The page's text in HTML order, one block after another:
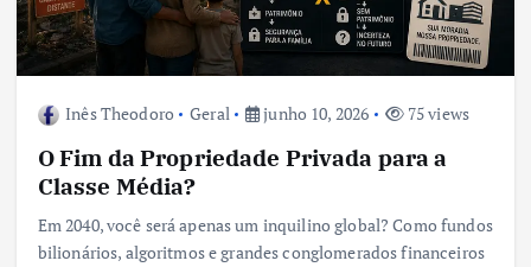
Inês Theodoro Geral junho 10, 2026 75 views
O Fim da Propriedade Privada para a
Classe Média?
Em 2040, você será apenas um inquilino global? Como fundos
bilionários, algoritmos e grandes conglomerados financeiros